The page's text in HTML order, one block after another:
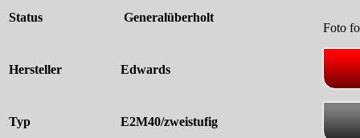
Status Generalüberholt
Foto
Hersteller Edwards
Typ E2M40/zweistufig